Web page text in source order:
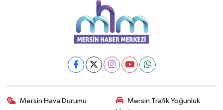
Mersin Hava Durumu
Mersin Trafik Yoğunluk